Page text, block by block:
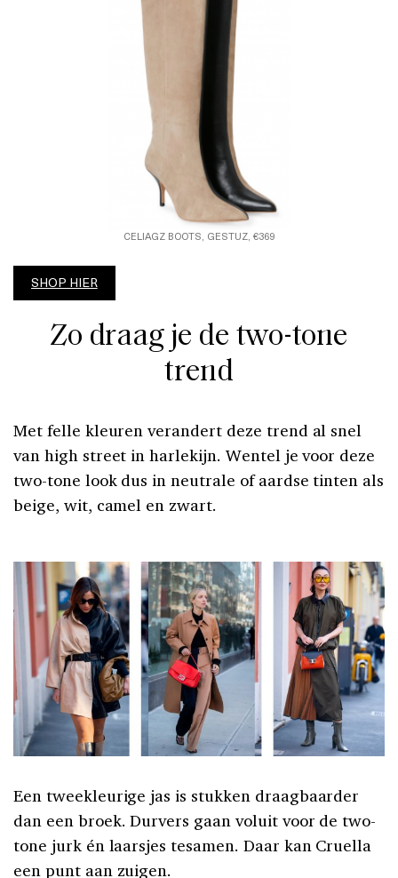
CELIAGZ BOOTS, GESTUZ, €369
SHOP HIER
Zo draag je de two-tone
trend
Met felle kleuren verandert deze trend al snel
van high street in harlekijn. Wentel je voor deze
two-tone look dus in neutrale of aardse tinten als
beige, wit, camel en zwart.
Een tweekleurige jas is stukken draagbaarder
dan een broek. Durvers gaan voluit voor de two-
tone jurk én laarsjes tesamen. Daar kan Cruella
een punt aan zuigen.